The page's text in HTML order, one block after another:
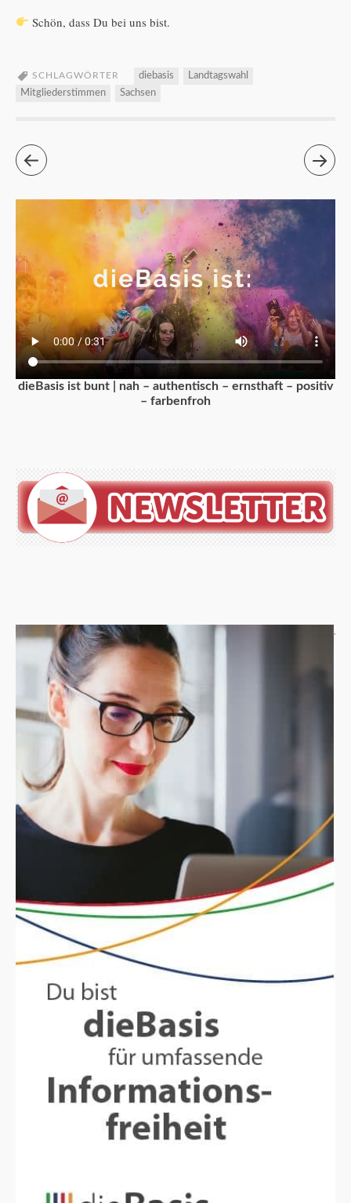
Schön, dass Du bei uns bist.
SCHLAGWÖRTER diebasis
Landtagswahl
Mitgliederstimmen
Sachsen
dieBasis ist bunt | nah – authentisch – ernsthaft – positiv
– farbenfroh